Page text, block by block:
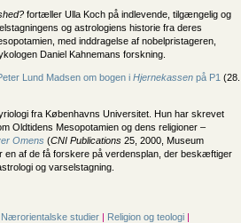
fortæller Ulla Koch på indlevende, tilgængelig og
og astrologiens historie fra deres
med inddragelse af nobelpristageren,
Daniel Kahnemans forskning.
Lund Madsen om bogen i Hjernekassen på P1 (28.
fra Københavns Universitet. Hun har skrevet
Oldtidens Mesopotamien og dens religioner –
Omens (CNI Publications 25, 2000, Museum
en af de få forskere på verdensplan, der beskæftiger
og varselstagning.
Nærorientalske studier | Religion og teologi |